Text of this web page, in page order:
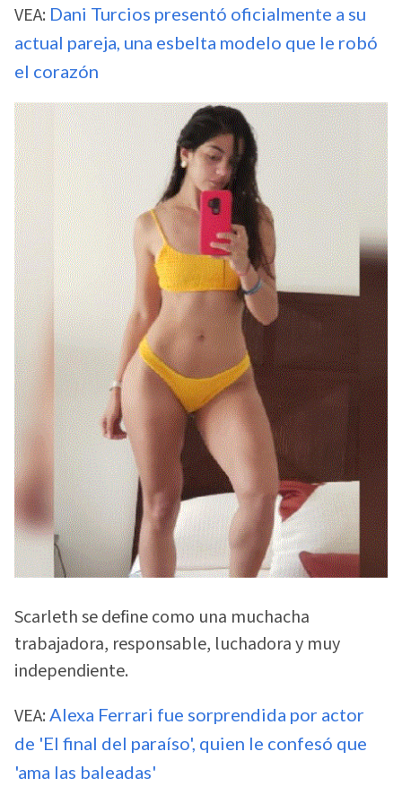
VEA: Dani Turcios presentó oficialmente a su
actual pareja, una esbelta modelo que le robó
el corazón
Scarleth se define como una muchacha
trabajadora, responsable, luchadora y muy
independiente.
VEA: Alexa Ferrari fue sorprendida por actor
de 'El final del paraíso', quien le confesó que
'ama las baleadas'